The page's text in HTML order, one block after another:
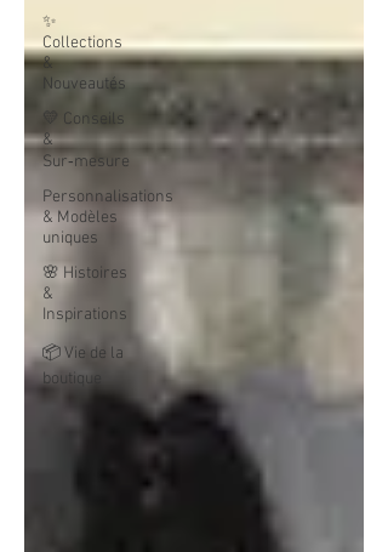
✨
Collections
&
Nouveautés
💛 Conseils
&
Sur‑mesure
Personnalisations
& Modèles
uniques
🌸 Histoires
&
Inspirations
📦 Vie de la
boutique